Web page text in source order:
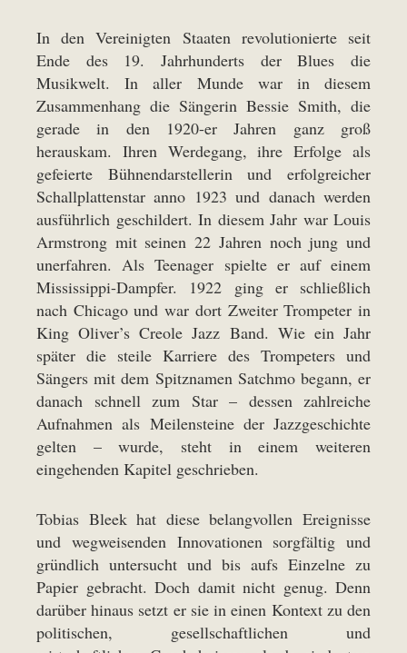
In den Vereinigten Staaten revolutionierte seit
Ende des 19. Jahrhunderts der Blues die
Musikwelt. In aller Munde war in diesem
Zusammenhang die Sängerin Bessie Smith, die
gerade in den 1920-er Jahren ganz groß
herauskam. Ihren Werdegang, ihre Erfolge als
gefeierte Bühnendarstellerin und erfolgreicher
Schallplattenstar anno 1923 und danach werden
ausführlich geschildert. In diesem Jahr war Louis
Armstrong mit seinen 22 Jahren noch jung und
unerfahren. Als Teenager spielte er auf einem
Mississippi-Dampfer. 1922 ging er schließlich
nach Chicago und war dort Zweiter Trompeter in
King Oliver’s Creole Jazz Band. Wie ein Jahr
später die steile Karriere des Trompeters und
Sängers mit dem Spitznamen Satchmo begann, er
danach schnell zum Star – dessen zahlreiche
Aufnahmen als Meilensteine der Jazzgeschichte
gelten – wurde, steht in einem weiteren
eingehenden Kapitel geschrieben.
Tobias Bleek hat diese belangvollen Ereignisse
und wegweisenden Innovationen sorgfältig und
gründlich untersucht und bis aufs Einzelne zu
Papier gebracht. Doch damit nicht genug. Denn
darüber hinaus setzt er sie in einen Kontext zu den
politischen, gesellschaftlichen und